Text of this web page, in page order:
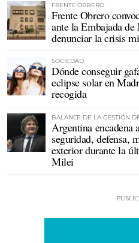
FRENTE OBRERO
Frente Obrero
ante la Embajada de
denunciar la crisis
SOCIEDAD
Dónde conseguir
eclipse solar en
recogida
BALANCE DE LA GESTIÓN
Argentina encadena
seguridad, defensa,
exterior durante la
Milei